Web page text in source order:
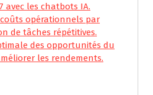
avec les chatbots IA.
opérationnels par
de tâches répétitives.
des opportunités du
les rendements.